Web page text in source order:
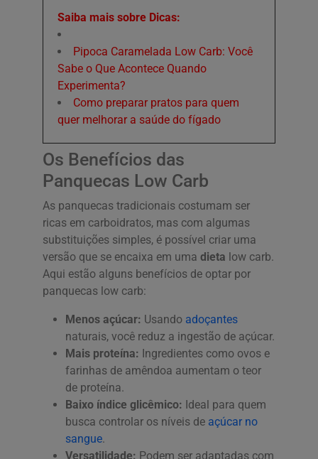
Saiba mais sobre Dicas:
Pipoca Caramelada Low Carb: Você
Sabe o Que Acontece Quando
Experimenta?
Como preparar pratos para quem
quer melhorar a saúde do fígado
Os Benefícios das
Panquecas Low Carb
As panquecas tradicionais costumam ser
ricas em carboidratos, mas com algumas
substituições simples, é possível criar uma
versão que se encaixa em uma dieta low carb.
Aqui estão alguns benefícios de optar por
panquecas low carb:
Menos açúcar: Usando adoçantes
naturais, você reduz a ingestão de açúcar.
Mais proteína: Ingredientes como ovos e
farinhas de amêndoa aumentam o teor
de proteína.
Baixo índice glicêmico: Ideal para quem
busca controlar os níveis de açúcar no
sangue.
Versatilidade: Podem ser adaptadas com